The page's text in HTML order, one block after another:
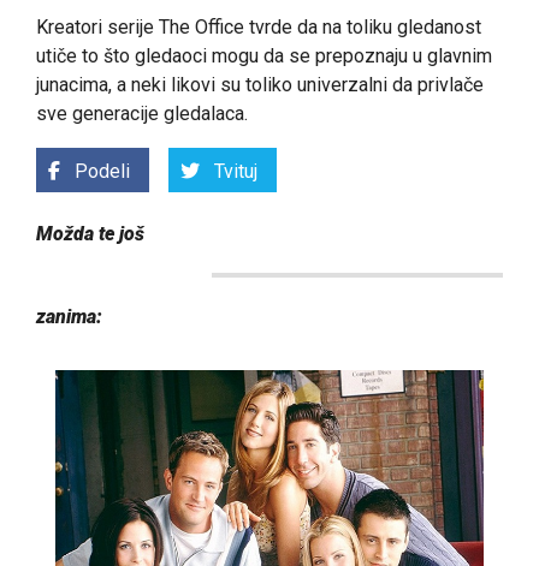
Kreatori serije The Office tvrde da na toliku gledanost
utiče to što gledaoci mogu da se prepoznaju u glavnim
junacima, a neki likovi su toliko univerzalni da privlače
sve generacije gledalaca.
Podeli Tvituj
Možda te još
zanima: